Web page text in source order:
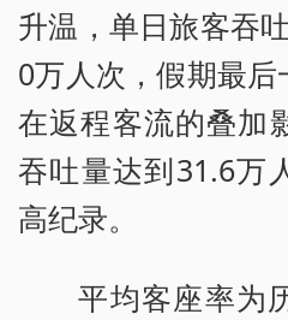
升温，单日旅客吞
0万人次，假期最后
在返程客流的叠加
吞吐量达到31.6万
高纪录。
平均客座率为